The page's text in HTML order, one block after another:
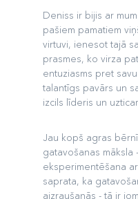
Deniss ir bijis ar
pašiem pamatiem
virtuvi, ienesot tajā
prasmes, ko virza
entuziasms pret
talantīgs pavārs un
izcils līderis un
Jau kopš agras
gatavošanas
eksperimentēšana
saprata, ka
aizraušanās - tā ir